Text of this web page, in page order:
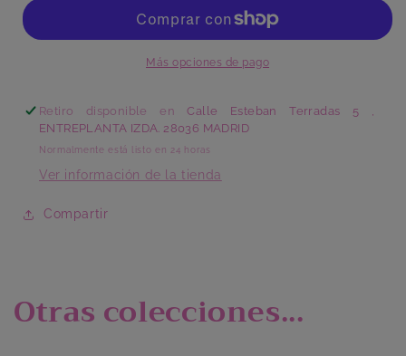
Mediana
Más opciones de pago
Retiro disponible enCalle Esteban Terradas 5 ,
ENTREPLANTA IZDA. 28036 MADRID
Normalmente está listo en 24 horas
Ver información de la tienda
Compartir
Otras colecciones...